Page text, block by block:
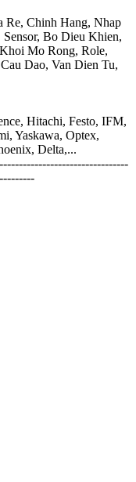
Re, Chinh Hang, Nhap
Bo Dieu Khien,
Mo Rong, Role,
Dao, Van Dien Tu,
Hitachi, Festo, IFM,
Yaskawa, Optex,
Delta,...